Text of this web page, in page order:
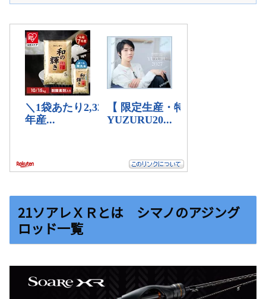
21ソアレＸＲとは シマノのアジング
ロッド一覧